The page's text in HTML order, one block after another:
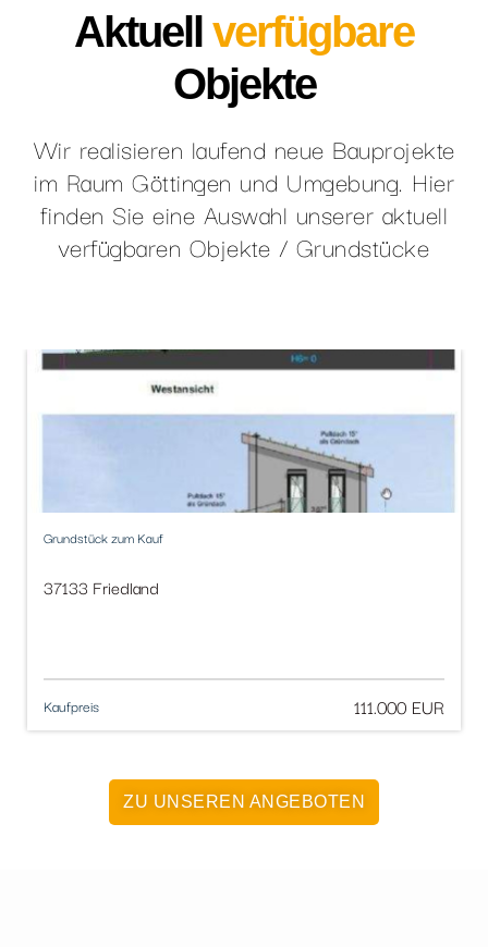
Aktuell verfügbare
Objekte
Wir realisieren laufend neue Bauprojekte
im Raum Göttingen und Umgebung. Hier
finden Sie eine Auswahl unserer aktuell
verfügbaren Objekte / Grundstücke
Grundstück zum Kauf
37133 Friedland
Kaufpreis 111.000 EUR
ZU UNSEREN ANGEBOTEN